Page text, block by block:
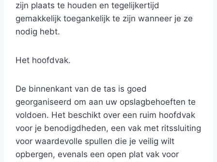
zijn plaats te houden en tegelijkertijd
gemakkelijk toegankelijk te zijn wanneer je ze
nodig hebt.
Het hoofdvak.
De binnenkant van de tas is goed
georganiseerd om aan uw opslagbehoeften te
voldoen. Het beschikt over een ruim hoofdvak
voor je benodigdheden, een vak met ritssluiting
voor waardevolle spullen die je veilig wilt
opbergen, evenals een open plat vak voor